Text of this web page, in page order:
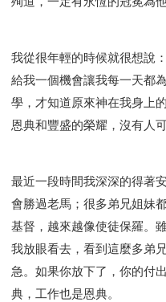
我從很年輕的時候就很想說
給我一個機會讓我每一天都
學，才知道原來神在我身上
恩典和豐盛的榮耀，沒有人
最近一段時間我深深的得著
會勝過老馬；很多弟兄姐妹
基督，越來越像使徒保羅。
我放眼看去，看到這麼多弟
急。如果你放下了，你的付
典，工作也是恩典。